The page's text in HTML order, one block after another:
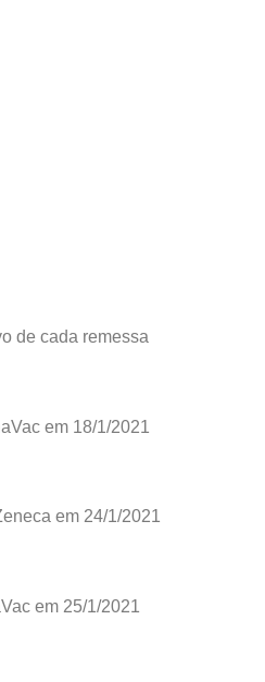
de cada remessa
em 18/1/2021
em 24/1/2021
em 25/1/2021